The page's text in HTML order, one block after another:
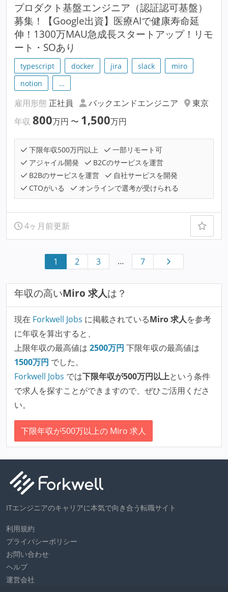
プロダクト基盤エンジニア（認証認可基盤）
募集！【Google出資】医療AIで健康寿命延
伸！1300万MAU急成長スタートアップ！リモ
ート・SOあり
typescript docker jira slack
miro
notion
…
雇用形態 正社員 バックエンドエンジニア
東京
年収 800万円 〜 1,500万円
下限年収500万円以上
一部リモート可
アジャイル開発
B2Cのサービスを運営
B2Bのサービスを運営
自社サービスを開発
CTOがいる
オンラインで選考が受けられる
4ヶ月前更新
1 2 3 … 7
年収の高いMiro 求人は？
現在 Forkwell Jobs に掲載されているMiro 求人を参考
に年収を算出すると、
上限年収の最高値は 2500万円 下限年収の最高値は
1500万円 でした。
Forkwell Jobs では下限年収が500万円以上という条件
で求人を探すことができますので、ぜひご活用くださ
い。
下限年収が500万以上の Miro 求人
ITエンジニアのキャリアに本気で向き合う転職サイト
利用規約
プライバシーポリシー
お問い合わせ
ヘルプ
運営会社